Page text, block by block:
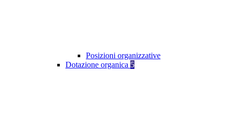
Posizioni organizzative
Dotazione organica 5